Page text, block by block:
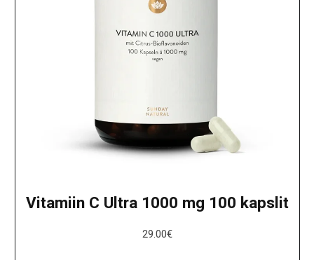
Vitamiin C Ultra 1000 mg 100 kapslit
29.00€